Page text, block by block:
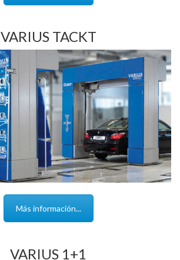
VARIUS TACKT
Más información...
VARIUS 1+1